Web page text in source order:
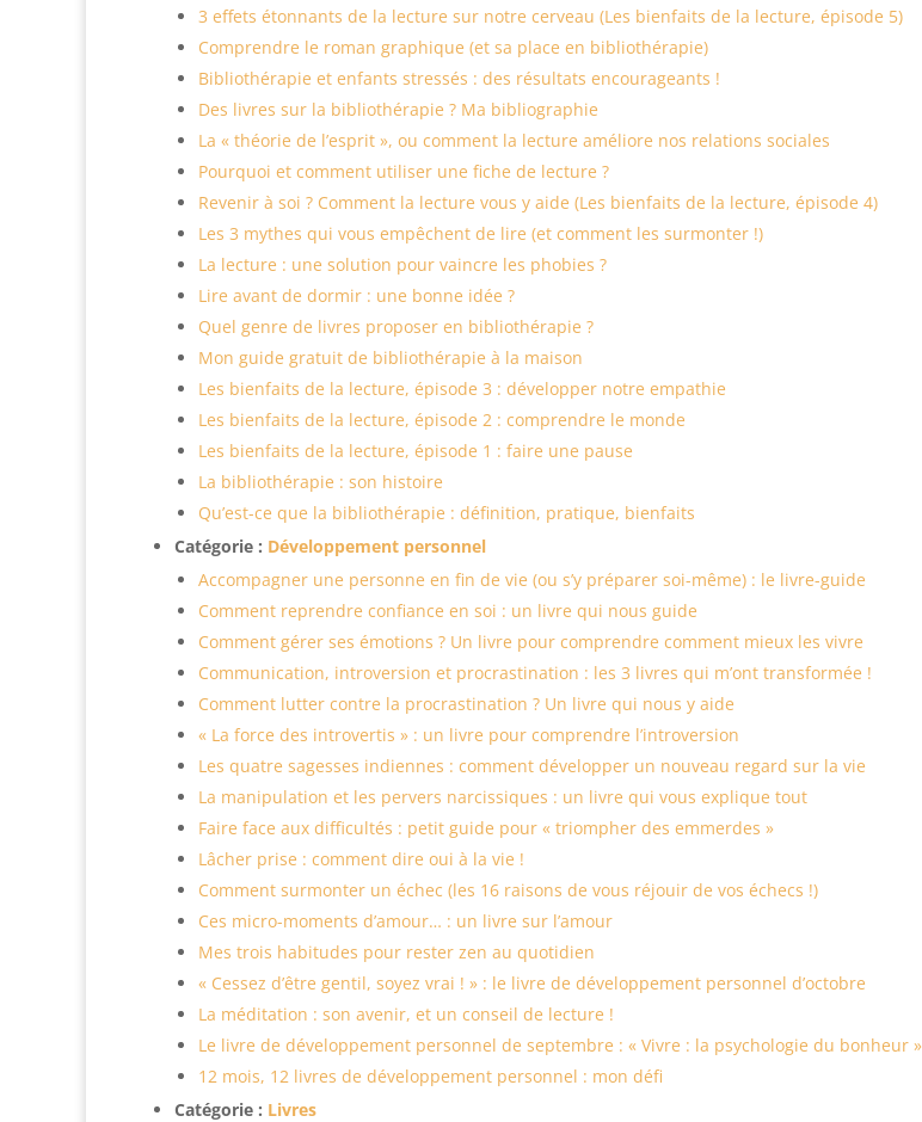
3 effets étonnants de la lecture sur notre cerveau (Les bienfaits de la lecture, épisode 5)
Comprendre le roman graphique (et sa place en bibliothérapie)
Bibliothérapie et enfants stressés : des résultats encourageants !
Des livres sur la bibliothérapie ? Ma bibliographie
La « théorie de l’esprit », ou comment la lecture améliore nos relations sociales
Pourquoi et comment utiliser une fiche de lecture ?
Revenir à soi ? Comment la lecture vous y aide (Les bienfaits de la lecture, épisode 4)
Les 3 mythes qui vous empêchent de lire (et comment les surmonter !)
La lecture : une solution pour vaincre les phobies ?
Lire avant de dormir : une bonne idée ?
Quel genre de livres proposer en bibliothérapie ?
Mon guide gratuit de bibliothérapie à la maison
Les bienfaits de la lecture, épisode 3 : développer notre empathie
Les bienfaits de la lecture, épisode 2 : comprendre le monde
Les bienfaits de la lecture, épisode 1 : faire une pause
La bibliothérapie : son histoire
Qu’est-ce que la bibliothérapie : définition, pratique, bienfaits
Catégorie : Développement personnel
Accompagner une personne en fin de vie (ou s’y préparer soi-même) : le livre-guide
Comment reprendre confiance en soi : un livre qui nous guide
Comment gérer ses émotions ? Un livre pour comprendre comment mieux les vivre
Communication, introversion et procrastination : les 3 livres qui m’ont transformée !
Comment lutter contre la procrastination ? Un livre qui nous y aide
« La force des introvertis » : un livre pour comprendre l’introversion
Les quatre sagesses indiennes : comment développer un nouveau regard sur la vie
La manipulation et les pervers narcissiques : un livre qui vous explique tout
Faire face aux difficultés : petit guide pour « triompher des emmerdes »
Lâcher prise : comment dire oui à la vie !
Comment surmonter un échec (les 16 raisons de vous réjouir de vos échecs !)
Ces micro-moments d’amour… : un livre sur l’amour
Mes trois habitudes pour rester zen au quotidien
« Cessez d’être gentil, soyez vrai ! » : le livre de développement personnel d’octobre
La méditation : son avenir, et un conseil de lecture !
Le livre de développement personnel de septembre : « Vivre : la psychologie du bonheur »
12 mois, 12 livres de développement personnel : mon défi
Catégorie : Livres